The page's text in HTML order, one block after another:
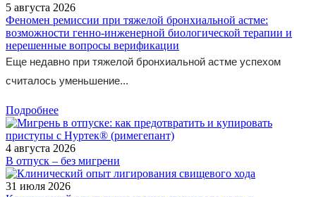
5 августа 2026
Феномен ремиссии при тяжелой бронхиальной астме:
возможности генно-инженерной биологической терапии и
нерешенные вопросы верификации
Еще недавно при тяжелой бронхиальной астме успехом
считалось уменьшение...
Подробнее
4 августа 2026
В отпуск – без мигрени
31 июля 2026